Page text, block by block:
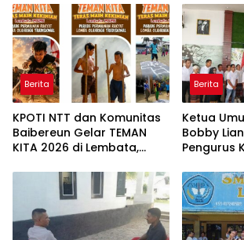
Berita
KPOTI NTT dan Komunitas
Baibereun Gelar TEMAN
KITA 2026 di Lembata,
Permainan Tradisional
Berita
Ketua
Bobby
Pengurus